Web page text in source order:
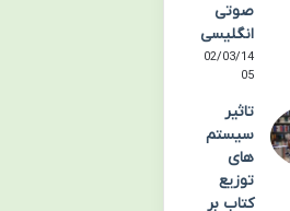
صوتی
انگلیسی
02/03/14
05
تاثیر
سیستم
های
توزیع
کتاب بر